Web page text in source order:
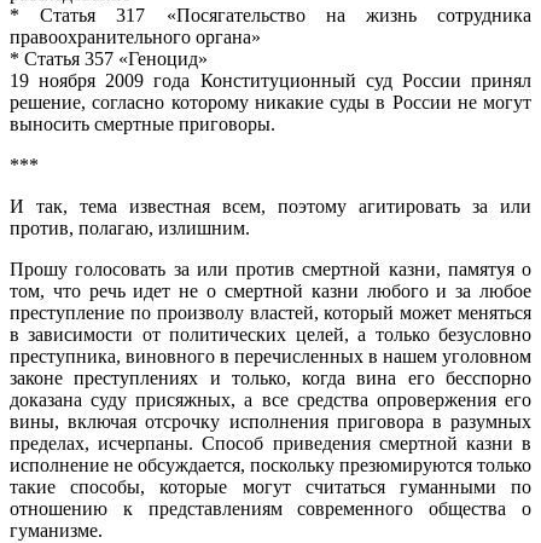
* Статья 317 «Посягательство на жизнь сотрудника
правоохранительного органа»
* Статья 357 «Геноцид»
19 ноября 2009 года Конституционный суд России принял
решение, согласно которому никакие суды в России не могут
выносить смертные приговоры.
***
И так, тема известная всем, поэтому агитировать за или
против, полагаю, излишним.
Прошу голосовать за или против смертной казни, памятуя о
том, что речь идет не о смертной казни любого и за любое
преступление по произволу властей, который может меняться
в зависимости от политических целей, а только безусловно
преступника, виновного в перечисленных в нашем уголовном
законе преступлениях и только, когда вина его бесспорно
доказана суду присяжных, а все средства опровержения его
вины, включая отсрочку исполнения приговора в разумных
пределах, исчерпаны. Способ приведения смертной казни в
исполнение не обсуждается, поскольку презюмируются только
такие способы, которые могут считаться гуманными по
отношению к представлениям современного общества о
гуманизме.